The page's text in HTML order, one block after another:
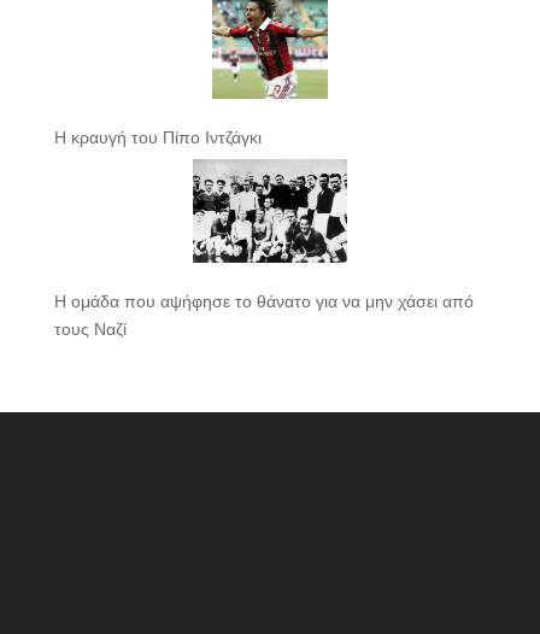
Η κραυγή του Πίπο Ιντζάγκι
Η ομάδα που αψήφησε το θάνατο για να μην χάσει από
τους Ναζί